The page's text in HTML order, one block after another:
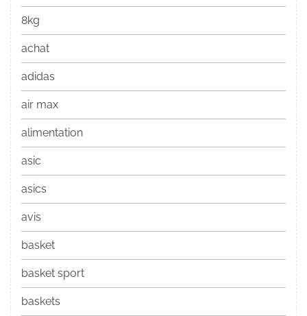
8kg
achat
adidas
air max
alimentation
asic
asics
avis
basket
basket sport
baskets